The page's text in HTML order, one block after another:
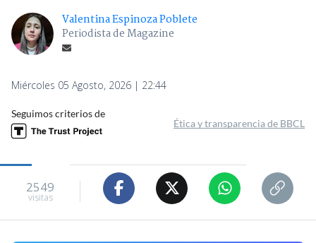
Valentina Espinoza Poblete
Periodista de Magazine
Miércoles 05 Agosto, 2026 | 22:44
Seguimos criterios de
Ética y transparencia de BBCL
2549
visitas